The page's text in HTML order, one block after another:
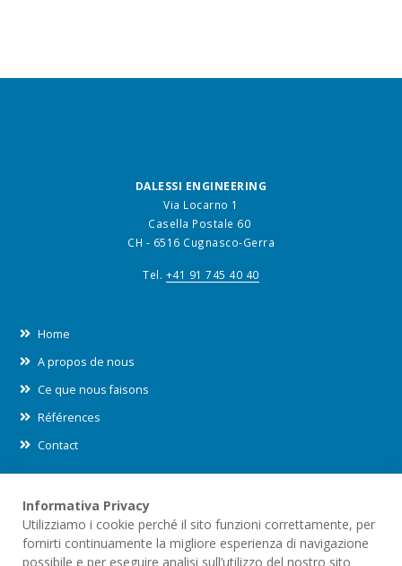
DALESSI ENGINEERING
Via Locarno 1
Casella Postale 60
CH - 6516 Cugnasco-Gerra
Tel. +41 91 745 40 40
Home
A propos de nous
Ce que nous faisons
Références
Contact
Leggi le nostre informative sul
sull'utilizzo deicookiesall'interno di questo sito.
Informativa Privacy
Utilizziamo i cookie perché il sito funzioni correttamente, per
fornirti continuamente la migliore esperienza di navigazione
possibile e per eseguire analisi sull’utilizzo del nostro sito